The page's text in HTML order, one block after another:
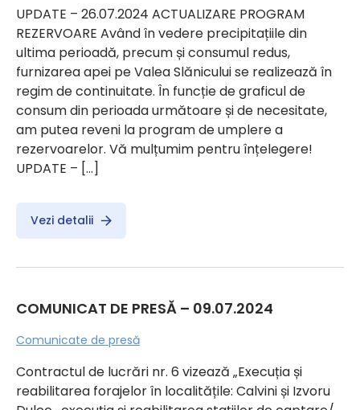
UPDATE – 26.07.2024 ACTUALIZARE PROGRAM
REZERVOARE Având în vedere precipitațiile din
ultima perioadă, precum și consumul redus,
furnizarea apei pe Valea Slănicului se realizează în
regim de continuitate. În funcție de graficul de
consum din perioada următoare și de necesitate,
am putea reveni la program de umplere a
rezervoarelor. Vă mulțumim pentru înțelegere!
UPDATE – […]
Vezi detalii
COMUNICAT DE PRESĂ – 09.07.2024
Comunicate de presă
Contractul de lucrări nr. 6 vizează „Execuția și
reabilitarea forajelor în localitățile: Calvini și Izvoru